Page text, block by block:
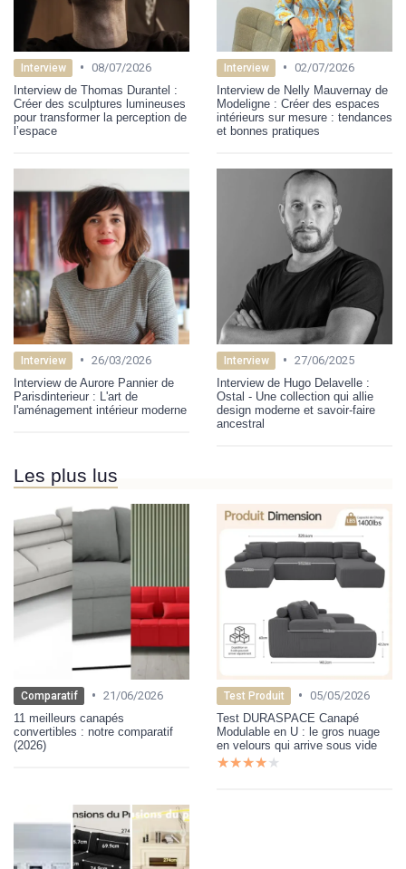
Interview • 08/07/2026
Interview de Thomas Durantel :
Créer des sculptures lumineuses
pour transformer la perception de
l’espace
Interview • 02/07/2026
Interview de Nelly Mauvernay de
Modeligne : Créer des espaces
intérieurs sur mesure : tendances
et bonnes pratiques
Interview • 26/03/2026
Interview de Aurore Pannier de
Parisdinterieur : L'art de
l'aménagement intérieur moderne
Interview • 27/06/2025
Interview de Hugo Delavelle :
Ostal - Une collection qui allie
design moderne et savoir-faire
ancestral
Les plus lus
Comparatif • 21/06/2026
11 meilleurs canapés
convertibles : notre comparatif
(2026)
Test Produit • 05/05/2026
Test DURASPACE Canapé
Modulable en U : le gros nuage
en velours qui arrive sous vide
★★★★★
★★★★★